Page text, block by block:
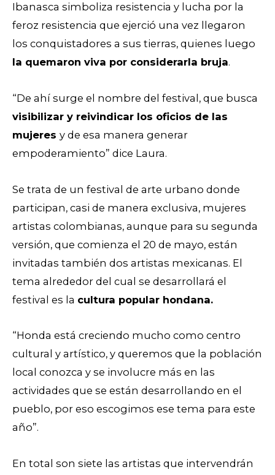
Ibanasca simboliza resistencia y lucha por la
feroz resistencia que ejerció una vez llegaron
los conquistadores a sus tierras, quienes luego
la quemaron viva por considerarla bruja.
“De ahí surge el nombre del festival, que busca
visibilizar y reivindicar los oficios de las
mujeres y de esa manera generar
empoderamiento” dice Laura.
Se trata de un festival de arte urbano donde
participan, casi de manera exclusiva, mujeres
artistas colombianas, aunque para su segunda
versión, que comienza el 20 de mayo, están
invitadas también dos artistas mexicanas. El
tema alrededor del cual se desarrollará el
festival es la cultura popular hondana.
“Honda está creciendo mucho como centro
cultural y artístico, y queremos que la población
local conozca y se involucre más en las
actividades que se están desarrollando en el
pueblo, por eso escogimos ese tema para este
año”.
En total son siete las artistas que intervendrán